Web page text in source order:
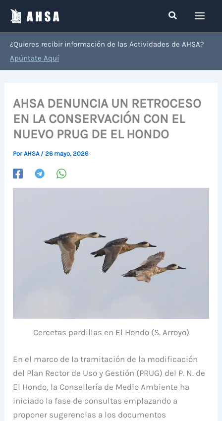
contenido
Buscar
¿Quieres recibir información de las Actividades de AHSA?
Apúntate Aquí
AHSA DENUNCIA UN RETROCESO
EN LA CONSERVACIÓN CON EL
NUEVO PRUG DE EL HONDO
PorAHSA /26 mayo, 2026
Cercetas pardillas en El Hondo (S. Arroyo)
En el marco de la tramitación de la modificación
del Plan Rector de Uso y Gestión (PRUG) del P. N. de
El Hondo, la Consellería de Medio Ambiente ha
iniciado la fase de consultas emplazando a
proponer sugerencias a los documentos